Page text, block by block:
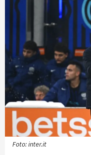
Foto: inter.it